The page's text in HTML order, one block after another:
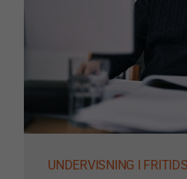
UNDERVISNING I